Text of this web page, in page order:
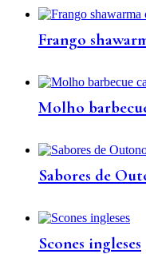
Frango
Molho
Sabores de
Scones ingleses